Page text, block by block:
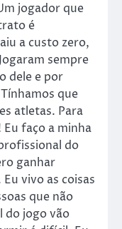
jogador que
é
a custo zero,
sempre
dele e por
que
atletas. Para
faço a minha
do
ganhar
vivo as coisas
que não
do jogo vão